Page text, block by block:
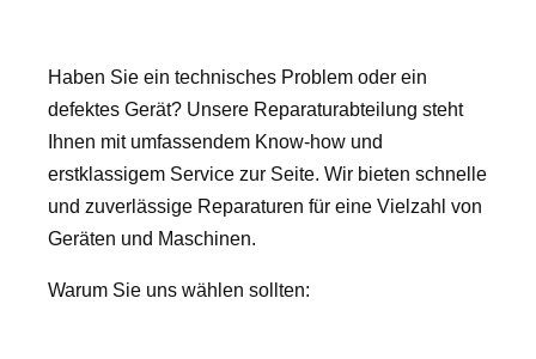
Haben Sie ein technisches Problem oder ein
defektes Gerät? Unsere Reparaturabteilung steht
Ihnen mit umfassendem Know-how und
erstklassigem Service zur Seite. Wir bieten schnelle
und zuverlässige Reparaturen für eine Vielzahl von
Geräten und Maschinen.
Warum Sie uns wählen sollten: